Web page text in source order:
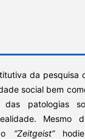
da pesquisa
social bem
das patologias
o “Zeitgeist”